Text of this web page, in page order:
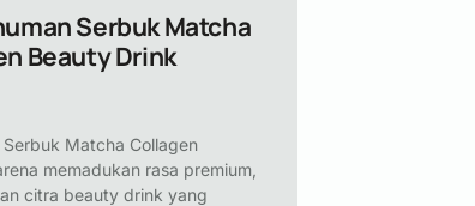
Serbuk Matcha
Beauty Drink
Matcha Collagen
memadukan rasa premium,
citra beauty drink yang